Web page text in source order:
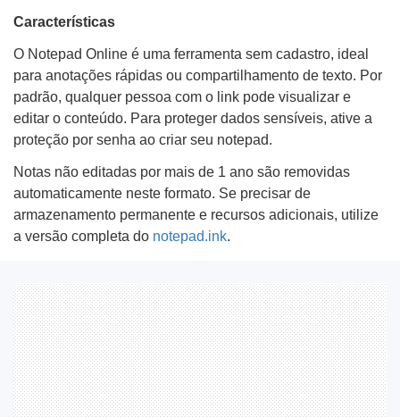
Características
O Notepad Online é uma ferramenta sem cadastro, ideal
para anotações rápidas ou compartilhamento de texto. Por
padrão, qualquer pessoa com o link pode visualizar e
editar o conteúdo. Para proteger dados sensíveis, ative a
proteção por senha ao criar seu notepad.
Notas não editadas por mais de 1 ano são removidas
automaticamente neste formato. Se precisar de
armazenamento permanente e recursos adicionais, utilize
a versão completa do notepad.ink.